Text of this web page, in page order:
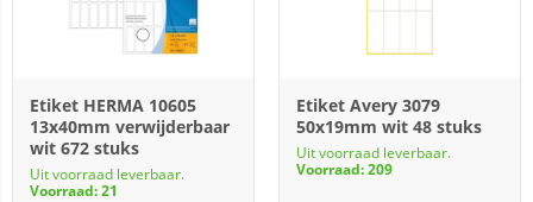
Etiket HERMA 10605
13x40mm verwijderbaar
wit 672 stuks
Uit voorraad leverbaar.
Voorraad: 21
Etiket Avery 3079
50x19mm wit 48 stuks
Uit voorraad leverbaar.
Voorraad: 209